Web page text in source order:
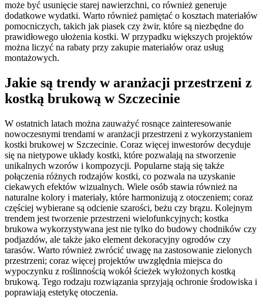
może być usunięcie starej nawierzchni, co również generuje
dodatkowe wydatki. Warto również pamiętać o kosztach materiałów
pomocniczych, takich jak piasek czy żwir, które są niezbędne do
prawidłowego ułożenia kostki. W przypadku większych projektów
można liczyć na rabaty przy zakupie materiałów oraz usług
montażowych.
Jakie są trendy w aranżacji przestrzeni z
kostką brukową w Szczecinie
W ostatnich latach można zauważyć rosnące zainteresowanie
nowoczesnymi trendami w aranżacji przestrzeni z wykorzystaniem
kostki brukowej w Szczecinie. Coraz więcej inwestorów decyduje
się na nietypowe układy kostki, które pozwalają na stworzenie
unikalnych wzorów i kompozycji. Popularne stają się także
połączenia różnych rodzajów kostki, co pozwala na uzyskanie
ciekawych efektów wizualnych. Wiele osób stawia również na
naturalne kolory i materiały, które harmonizują z otoczeniem; coraz
częściej wybierane są odcienie szarości, beżu czy brązu. Kolejnym
trendem jest tworzenie przestrzeni wielofunkcyjnych; kostka
brukowa wykorzystywana jest nie tylko do budowy chodników czy
podjazdów, ale także jako element dekoracyjny ogrodów czy
tarasów. Warto również zwrócić uwagę na zastosowanie zielonych
przestrzeni; coraz więcej projektów uwzględnia miejsca do
wypoczynku z roślinnością wokół ścieżek wyłożonych kostką
brukową. Tego rodzaju rozwiązania sprzyjają ochronie środowiska i
poprawiają estetykę otoczenia.